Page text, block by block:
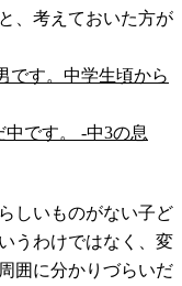
、考えておいた方が
です。中学生頃から
です。 -中3の息
しいものがない子ど
うわけではなく、変
囲に分かりづらいだ